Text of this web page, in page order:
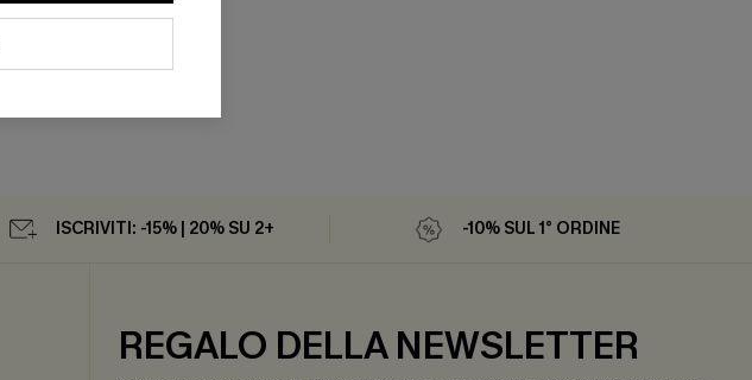
ISCRIVITI: -15% | 20% SU 2+ -10% SUL 1° ORDINE
REGALO DELLA NEWSLETTER